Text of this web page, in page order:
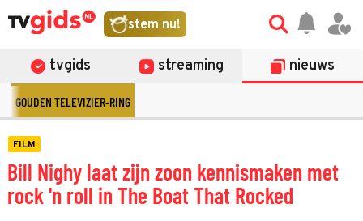
stem nu!
tvgids streaming nieuws
GOUDEN TELEVIZIER-RING
FILM
Bill Nighy laat zijn zoon kennismaken met
rock 'n roll in The Boat That Rocked